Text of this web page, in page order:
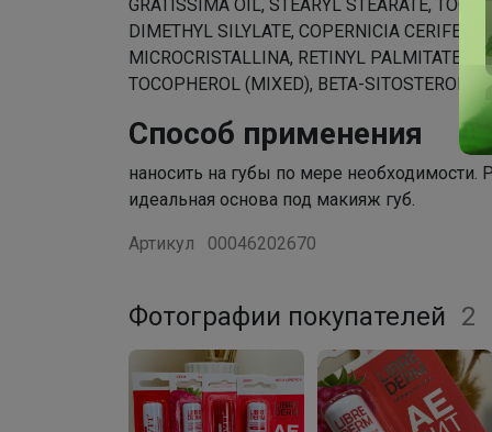
GRATISSIMA OIL, STEARYL STEARATE,
DIMETHYL SILYLATE, COPERNICIA CERIFERA
MICROCRISTALLINA, RETINYL PALMITATE,
TOCOPHEROL (MIXED), BETA-SITOSTEROL,
Способ применения
наносить на губы по мере
идеальная основа под макияж губ.
Артикул 00046202670
Фотографии покупателей 2